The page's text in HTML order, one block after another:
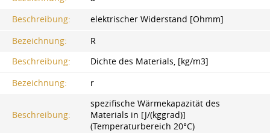
Beschreibung:
elektrischer Widerstand [Ohmm]
Bezeichnung:
R
Beschreibung:
Dichte des Materials, [kg/m3]
Bezeichnung:
r
Beschreibung:
spezifische Wärmekapazität des
Materials in [J/(kggrad)]
(Temperaturbereich 20°C)